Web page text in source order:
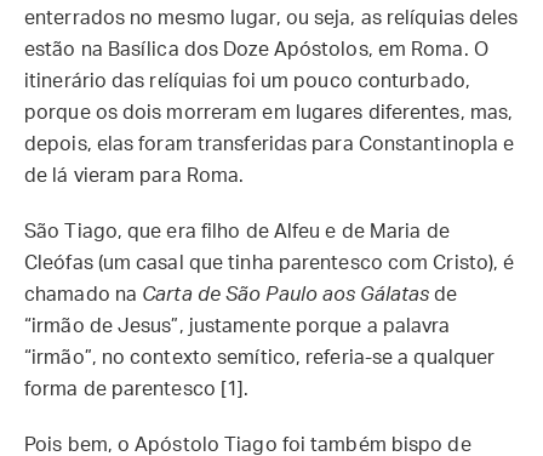
enterrados no mesmo lugar, ou seja, as relíquias deles
estão na Basílica dos Doze Apóstolos, em Roma. O
itinerário das relíquias foi um pouco conturbado,
porque os dois morreram em lugares diferentes, mas,
depois, elas foram transferidas para Constantinopla e
de lá vieram para Roma.
São Tiago, que era filho de Alfeu e de Maria de
Cleófas (um casal que tinha parentesco com Cristo), é
chamado na Carta de São Paulo aos Gálatas de
“irmão de Jesus”, justamente porque a palavra
“irmão”, no contexto semítico, referia-se a qualquer
forma de parentesco [1].
Pois bem, o Apóstolo Tiago foi também bispo de